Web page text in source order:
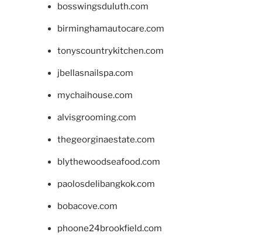
bosswingsduluth.com
birminghamautocare.com
tonyscountrykitchen.com
jbellasnailspa.com
mychaihouse.com
alvisgrooming.com
thegeorginaestate.com
blythewoodseafood.com
paolosdelibangkok.com
bobacove.com
phoone24brookfield.com